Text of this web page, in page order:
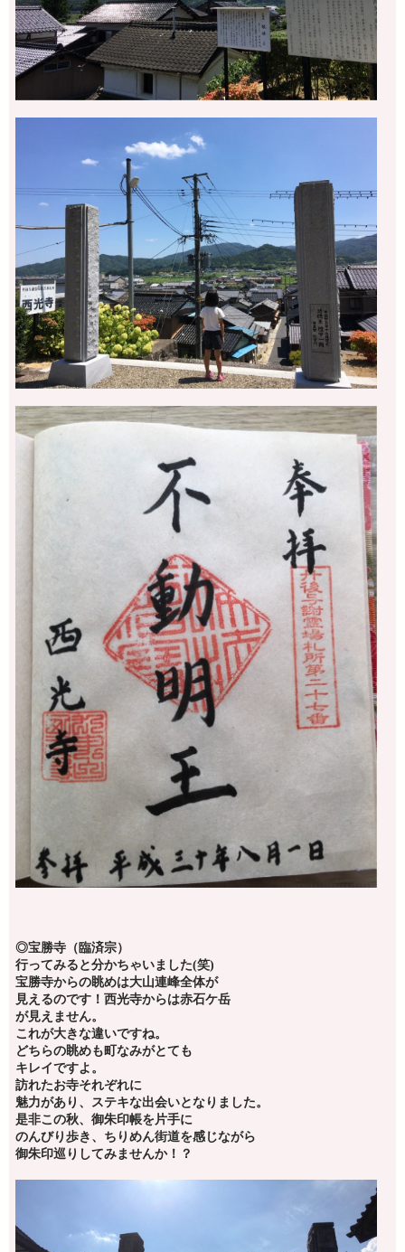
◎宝勝寺（臨済宗）
行ってみると分かちゃいました(笑)
宝勝寺からの眺めは大山連峰全体が
見えるのです！西光寺からは赤石ケ岳
が見えません。
これが大きな違いですね。
どちらの眺めも町なみがとても
キレイですよ。
訪れたお寺それぞれに
魅力があり、ステキな出会いとなりました。
是非この秋、御朱印帳を片手に
のんびり歩き、ちりめん街道を感じながら
御朱印巡りしてみませんか！？